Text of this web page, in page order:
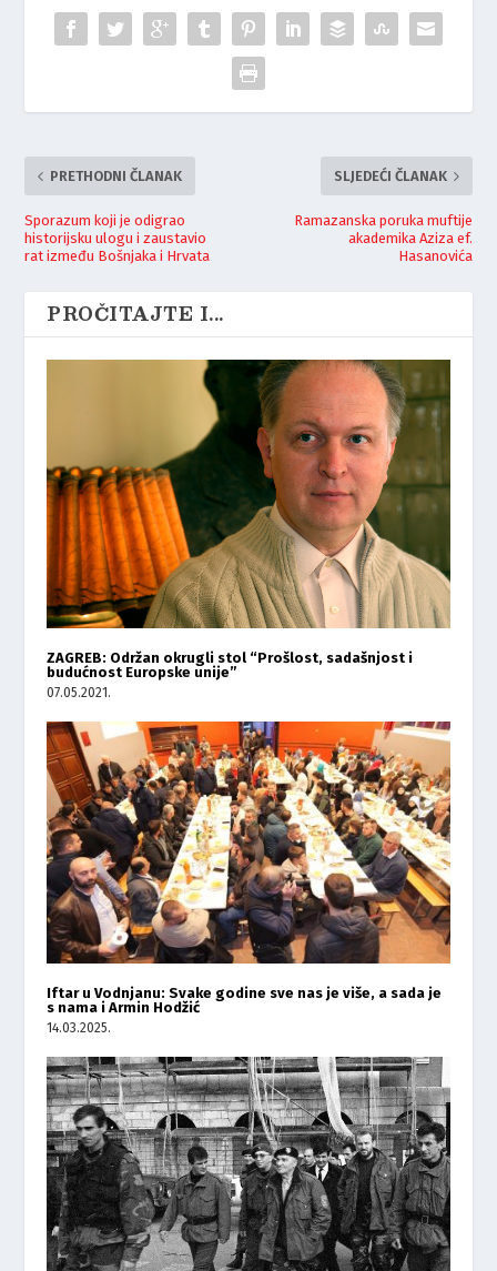
PRETHODNI ČLANAK
Sporazum koji je odigrao
historijsku ulogu i zaustavio
rat između Bošnjaka i Hrvata
SLJEDEĆI ČLANAK
Ramazanska poruka muftije
akademika Aziza ef.
Hasanovića
PROČITAJTE I...
ZAGREB: Održan okrugli stol “Prošlost, sadašnjost i
budućnost Europske unije”
07.05.2021.
Iftar u Vodnjanu: Svake godine sve nas je više, a sada je
s nama i Armin Hodžić
14.03.2025.